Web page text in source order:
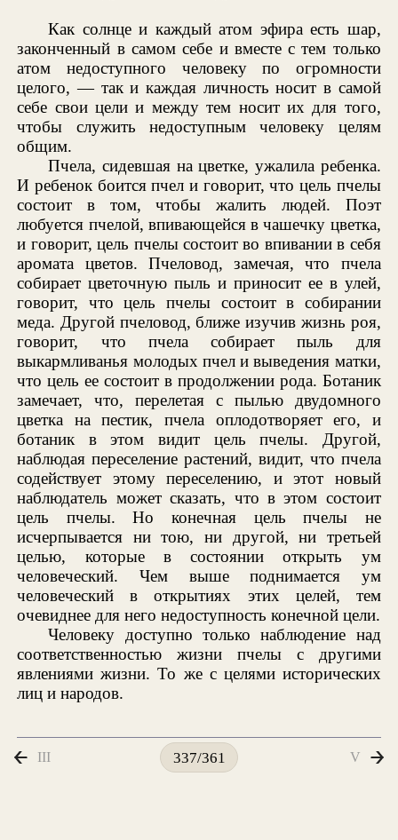
Как солнце и каждый атом эфира есть шар,
законченный в самом себе и вместе с тем только
атом недоступного человеку по огромности
целого, — так и каждая личность носит в самой
себе свои цели и между тем носит их для того,
чтобы служить недоступным человеку целям
общим.
Пчела, сидевшая на цветке, ужалила ребенка.
И ребенок боится пчел и говорит, что цель пчелы
состоит в том, чтобы жалить людей. Поэт
любуется пчелой, впивающейся в чашечку цветка,
и говорит, цель пчелы состоит во впивании в себя
аромата цветов. Пчеловод, замечая, что пчела
собирает цветочную пыль и приносит ее в улей,
говорит, что цель пчелы состоит в собирании
меда. Другой пчеловод, ближе изучив жизнь роя,
говорит, что пчела собирает пыль для
выкармливанья молодых пчел и выведения матки,
что цель ее состоит в продолжении рода. Ботаник
замечает, что, перелетая с пылью двудомного
цветка на пестик, пчела оплодотворяет его, и
ботаник в этом видит цель пчелы. Другой,
наблюдая переселение растений, видит, что пчела
содействует этому переселению, и этот новый
наблюдатель может сказать, что в этом состоит
цель пчелы. Но конечная цель пчелы не
исчерпывается ни тою, ни другой, ни третьей
целью, которые в состоянии открыть ум
человеческий. Чем выше поднимается ум
человеческий в открытиях этих целей, тем
очевиднее для него недоступность конечной цели.
Человеку доступно только наблюдение над
соответственностью жизни пчелы с другими
явлениями жизни. То же с целями исторических
лиц и народов.
III 337/361 V